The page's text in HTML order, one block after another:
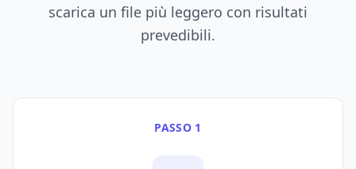
scarica un file più leggero con risultati
prevedibili.
PASSO 1